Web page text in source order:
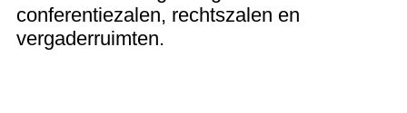
conferentiezalen, rechtszalen en
vergaderruimten.